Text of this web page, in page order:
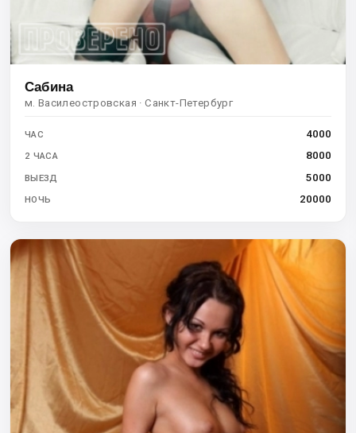
Сабина
м. Василеостровская · Санкт-Петербург
ЧАС 4000
2 ЧАСА 8000
ВЫЕЗД 5000
НОЧЬ 20000